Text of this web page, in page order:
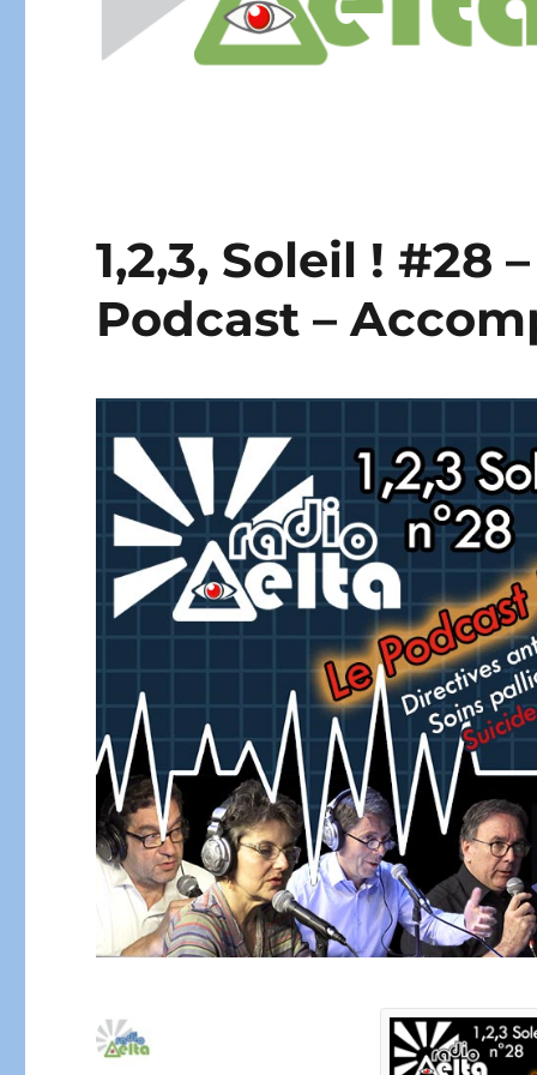
1,2,3, Soleil ! #28
Podcast –